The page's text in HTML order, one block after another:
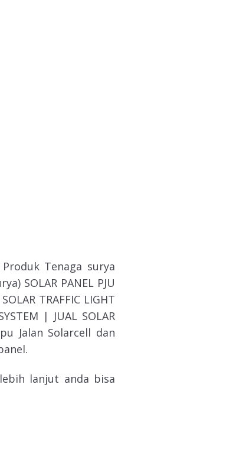
Tenaga surya
SOLAR PANEL PJU
TRAFFIC LIGHT
| JUAL SOLAR
Jalan Solarcell dan
lanjut anda bisa